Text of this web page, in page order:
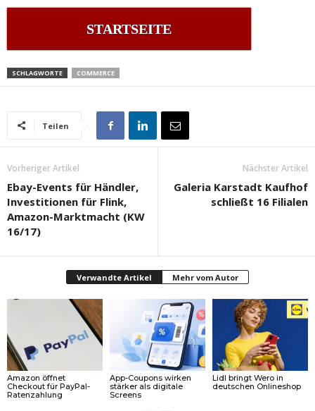
STARTSEITE
SCHLAGWORTE COMMERCE
Teilen
Vorheriger Artikel
Ebay-Events für Händler,
Investitionen für Flink,
Amazon-Marktmacht (KW
16/17)
Nächster Artikel
Galeria Karstadt Kaufhof
schließt 16 Filialen
Verwandte Artikel Mehr vom Autor
Amazon öffnet
Checkout für PayPal-
Ratenzahlung
App-Coupons wirken
stärker als digitale
Screens
Lidl bringt Wero in
deutschen Onlineshop